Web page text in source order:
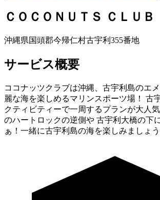
ＣＯＣＯＮＵＴＳ ＣＬＵＢ
沖縄県国頭郡今帰仁村古宇利355番地
サービス概要
ココナッツクラブは沖縄、古宇利島のエ
麗な海を楽しめるマリンスポーツ場！ 古
クティビティーで一周するプランが大人
のハートロックの逆側や 古宇利大橋の下
ぁ！一緒に古宇利島の海を楽しみましょう